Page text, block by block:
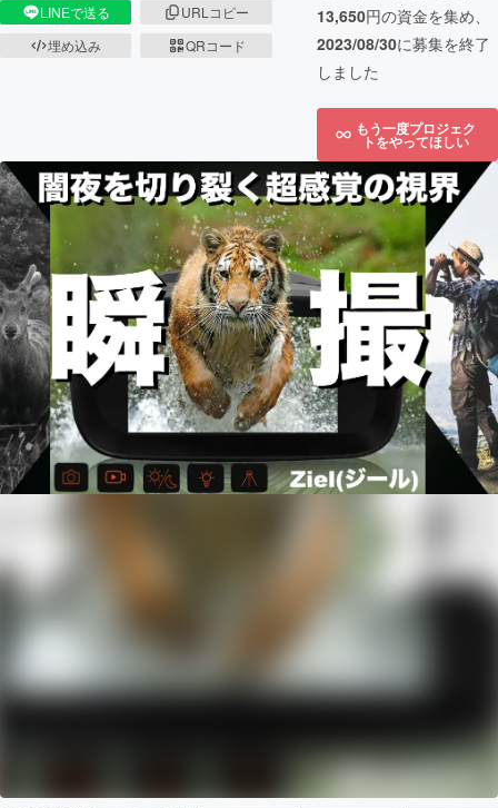
LINEで送る
URLコピー
埋め込み
QRコード
13,650円の資金を集め、
2023/08/30に募集を終了
しました
もう一度プロジェク
トをやってほしい